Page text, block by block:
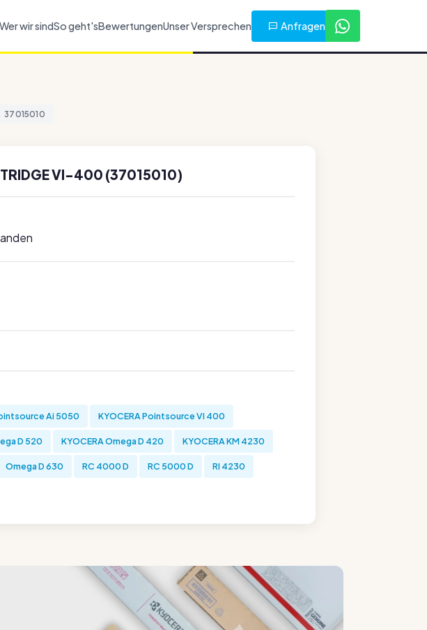
Wer wir sindSo geht'sBewertungenUnser Versprechen Anfragen
37015010
VI-400 (37015010)
Ai 5050 KYOCERA Pointsource VI 400
D 520 KYOCERA Omega D 420 KYOCERA KM 4230
Omega D 630 RC 4000 D RC 5000 D RI 4230